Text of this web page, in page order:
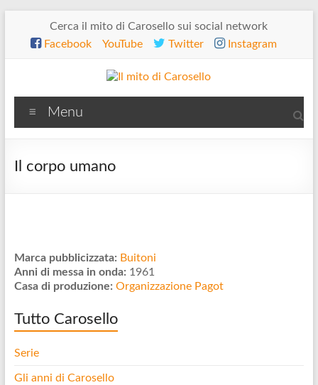
contenuto
Cerca il mito di Carosello sui social network
Facebook
YouTube Twitter Instagram
Il
mito
di
Menu
Il corpo umano
Marca pubblicizzata: Buitoni
Anni di messa in onda: 1961
Casa di produzione: Organizzazione Pagot
Tutto Carosello
Serie
Gli anni di Carosello